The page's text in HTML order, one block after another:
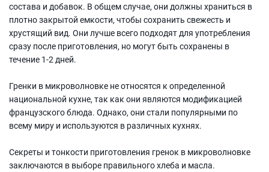
состава и добавок. В общем случае, они должны храниться в
плотно закрытой емкости, чтобы сохранить свежесть и
хрустящий вид. Они лучше всего подходят для употребления
сразу после приготовления, но могут быть сохранены в
течение 1-2 дней.
Гренки в микроволновке не относятся к определенной
национальной кухне, так как они являются модификацией
французского блюда. Однако, они стали популярными по
всему миру и используются в различных кухнях.
Секреты и тонкости приготовления гренок в микроволновке
заключаются в выборе правильного хлеба и масла.